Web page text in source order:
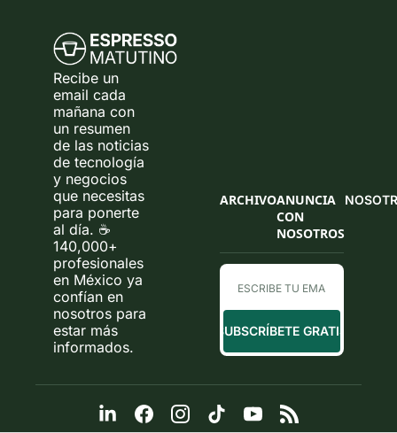
Recibe un
email cada
mañana con
un resumen
de las noticias
de tecnología
y negocios
que necesitas
para ponerte
al día. ☕
140,000+
profesionales
en México ya
confían en
nosotros para
estar más
informados.
ARCHIVOANUNCIA
CON
NOSOTROS
SUBSCRÍBETE GRATIS